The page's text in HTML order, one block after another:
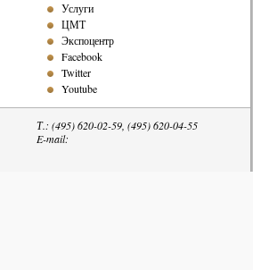
Услуги
ЦМТ
Экспоцентр
Facebook
Twitter
Youtube
Т.: (495) 620-02-59, (495) 620-04-55
E-mail: